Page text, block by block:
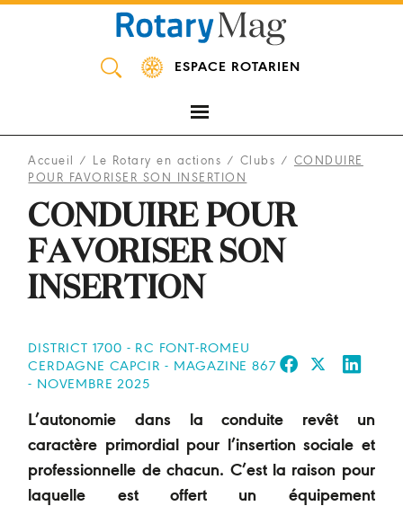
ESPACE ROTARIEN
Accueil / Le Rotary en actions / Clubs / CONDUIRE
POUR FAVORISER SON INSERTION
CONDUIRE POUR
FAVORISER SON
INSERTION
DISTRICT 1700 - RC FONT-ROMEU
CERDAGNE CAPCIR - MAGAZINE 867
- NOVEMBRE 2025
L’autonomie dans la conduite revêt un
caractère primordial pour l’insertion sociale et
professionnelle de chacun. C’est la raison pour
laquelle est offert un équipement
Panneau de gestion des cookies